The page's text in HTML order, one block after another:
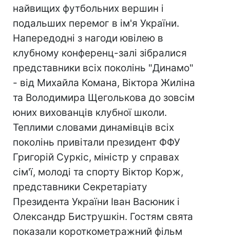
найвищих футбольних вершин і
подальших перемог в ім'я України.
Напередодні з нагоди ювілею в
клубному конференц-залі зібралися
представники всіх поколінь "Динамо"
- від Михайла Комана, Віктора Жиліна
та Володимира Щеголькова до зовсім
юних вихованців клубної школи.
Теплими словами динамівців всіх
поколінь привітали президент ФФУ
Григорій Суркіс, міністр у справах
сім'ї, молоді та спорту Віктор Корж,
представники Секретаріату
Президента України Іван Васюник і
Олександр Биструшкін. Гостям свята
показали короткометражний фільм